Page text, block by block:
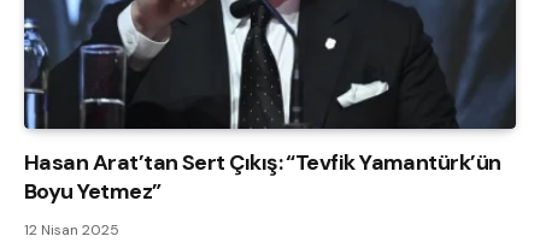
Hasan Arat’tan Sert Çıkış: “Tevfik Yamantürk’ün
Boyu Yetmez”
12 Nisan 2025